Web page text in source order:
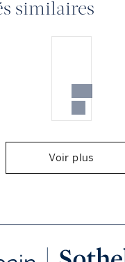
similaires
Voir plus